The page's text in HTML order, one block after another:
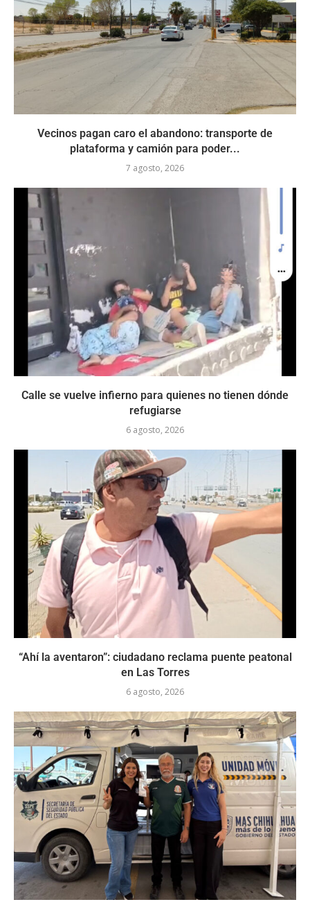
Vecinos pagan caro el abandono: transporte de
plataforma y camión para poder...
7 agosto, 2026
Calle se vuelve infierno para quienes no tienen dónde
refugiarse
6 agosto, 2026
“Ahí la aventaron”: ciudadano reclama puente peatonal
en Las Torres
6 agosto, 2026